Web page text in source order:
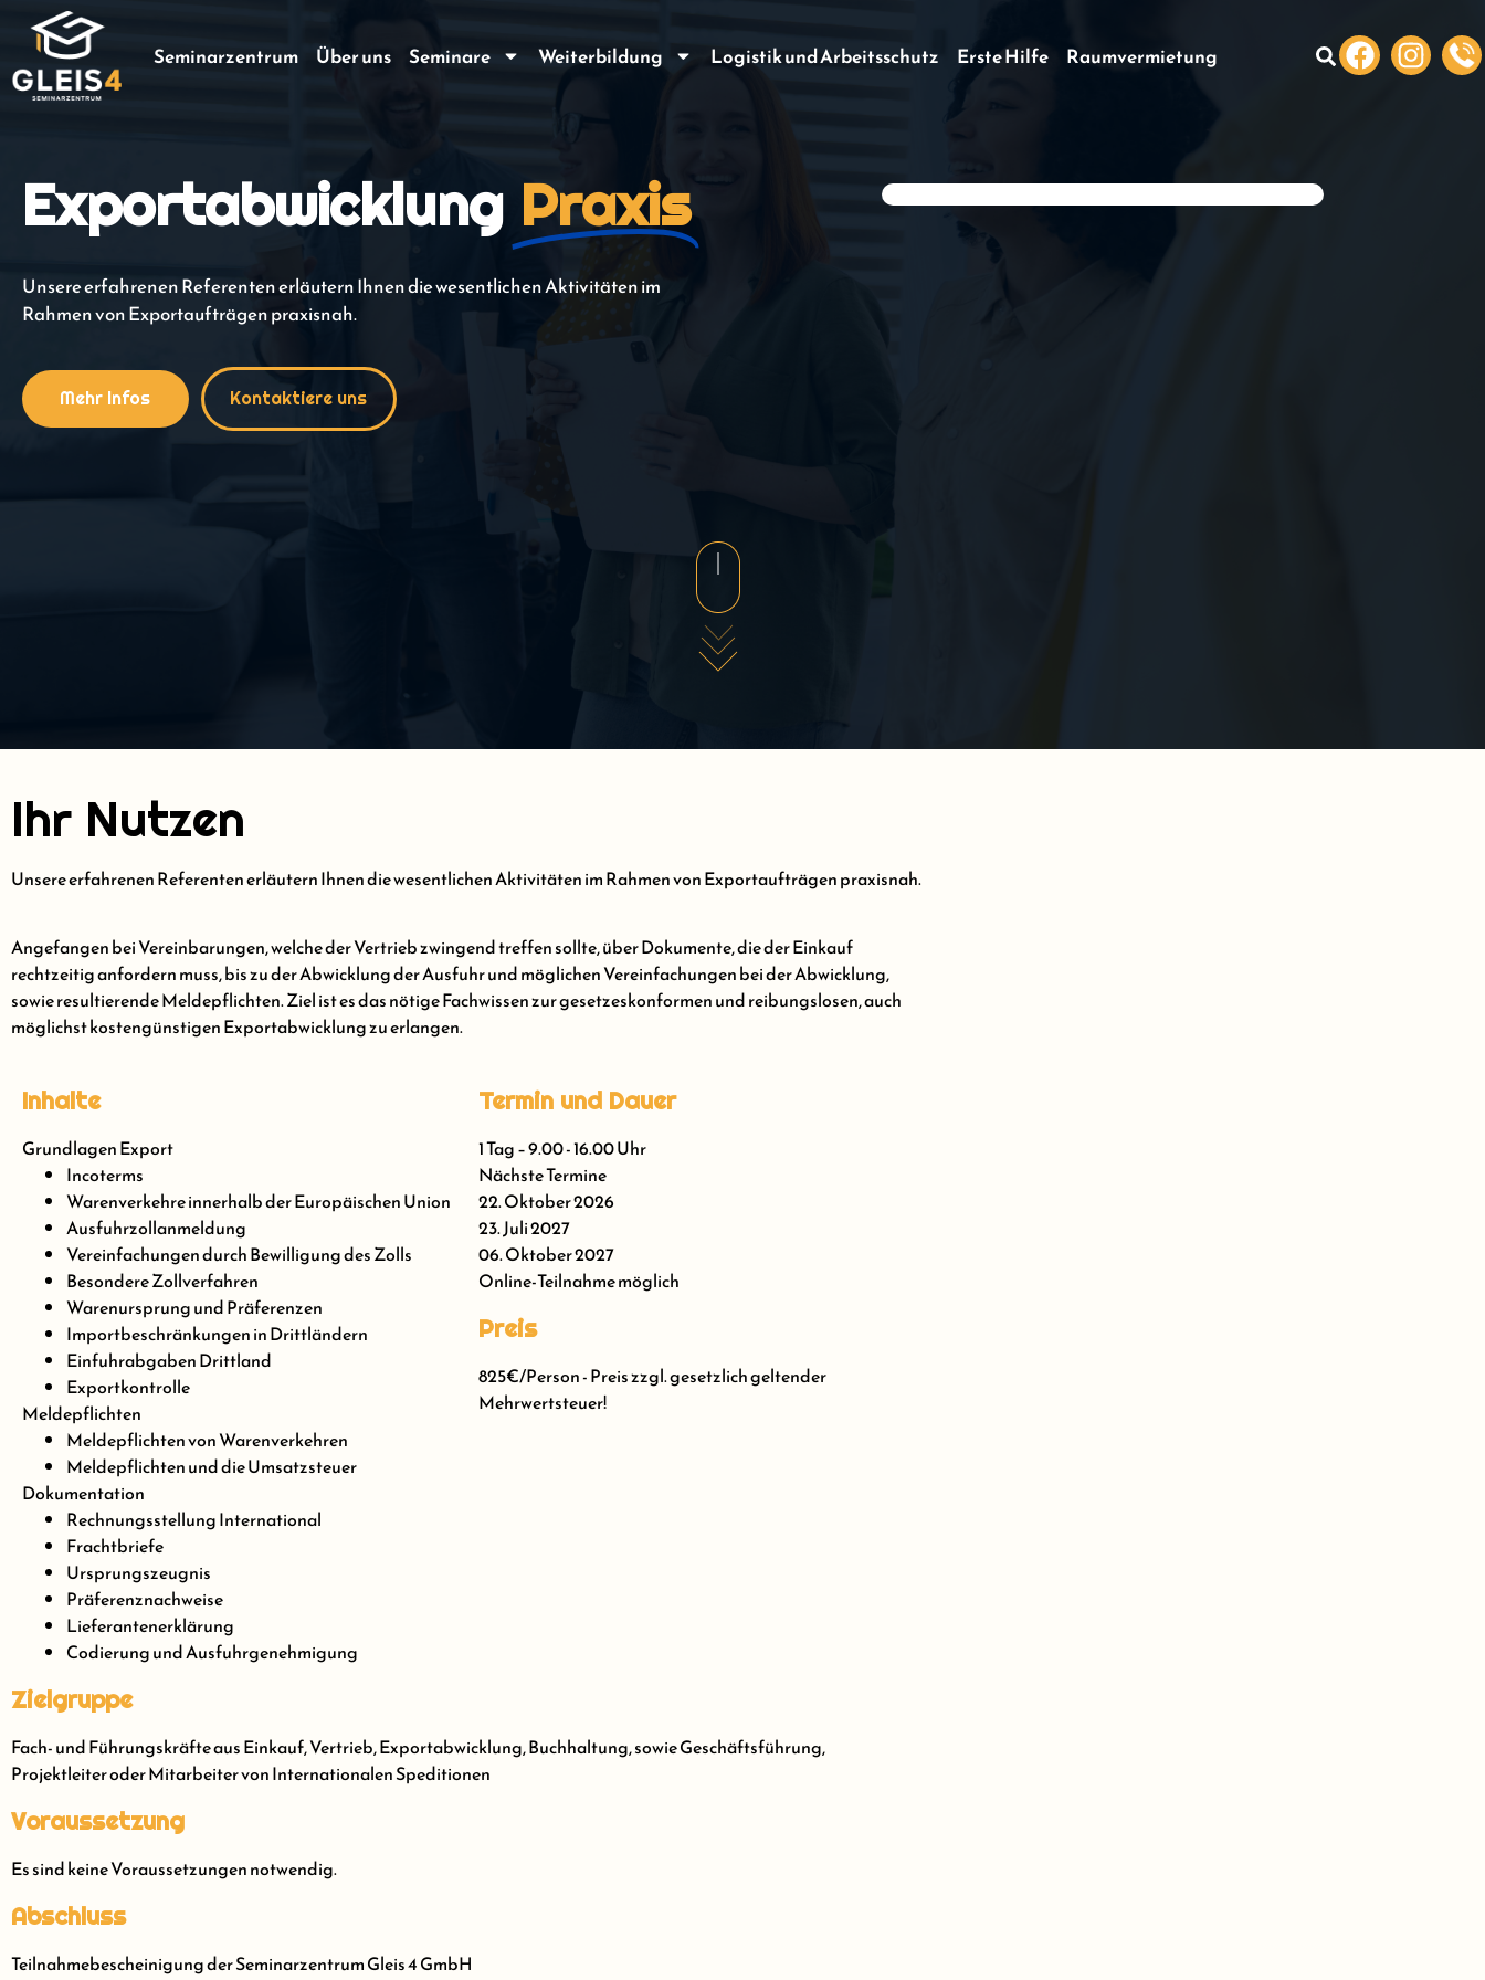
Seminarzentrum Über uns Seminare Weiterbildung Logistik und Arbeitsschutz Erste Hilfe Raumvermietung
Exportabwicklung Praxis
Unsere erfahrenen Referenten erläutern Ihnen die wesentlichen Aktivitäten im
Rahmen von Exportaufträgen praxisnah.
Mehr Infos Kontaktiere uns
Ihr Nutzen
Unsere erfahrenen Referenten erläutern Ihnen die wesentlichen Aktivitäten im Rahmen von Exportaufträgen praxisnah.
Angefangen bei Vereinbarungen, welche der Vertrieb zwingend treffen sollte, über Dokumente, die der Einkauf
rechtzeitig anfordern muss, bis zu der Abwicklung der Ausfuhr und möglichen Vereinfachungen bei der Abwicklung,
sowie resultierende Meldepflichten. Ziel ist es das nötige Fachwissen zur gesetzeskonformen und reibungslosen, auch
möglichst kostengünstigen Exportabwicklung zu erlangen.
Inhalte
Grundlagen Export
Incoterms
Warenverkehre innerhalb der Europäischen Union
Ausfuhrzollanmeldung
Vereinfachungen durch Bewilligung des Zolls
Besondere Zollverfahren
Warenursprung und Präferenzen
Importbeschränkungen in Drittländern
Einfuhrabgaben Drittland
Exportkontrolle
Meldepflichten
Meldepflichten von Warenverkehren
Meldepflichten und die Umsatzsteuer
Dokumentation
Rechnungsstellung International
Frachtbriefe
Ursprungszeugnis
Präferenznachweise
Lieferantenerklärung
Codierung und Ausfuhrgenehmigung
Termin und Dauer
1 Tag – 9.00 - 16.00 Uhr
Nächste Termine
22. Oktober 2026
23. Juli 2027
06. Oktober 2027
Online-Teilnahme möglich
Preis
825€/Person - Preis zzgl. gesetzlich geltender
Mehrwertsteuer!
Zielgruppe
Fach- und Führungskräfte aus Einkauf, Vertrieb, Exportabwicklung, Buchhaltung, sowie Geschäftsführung,
Projektleiter oder Mitarbeiter von Internationalen Speditionen
Voraussetzung
Es sind keine Voraussetzungen notwendig.
Abschluss
Teilnahmebescheinigung der Seminarzentrum Gleis 4 GmbH